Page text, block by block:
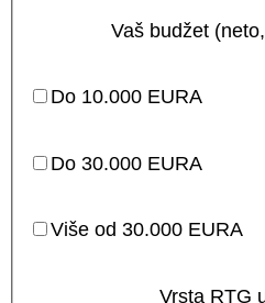
Vaš budžet
Do 10.000 EURA
Do 30.000 EURA
Više od 30.000 EURA
Vrsta RTG